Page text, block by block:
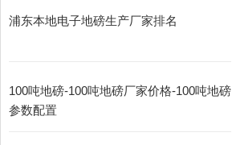
浦东本地电子地磅生产厂家排名
100吨地磅-100吨地磅厂家价格-100吨地磅
参数配置